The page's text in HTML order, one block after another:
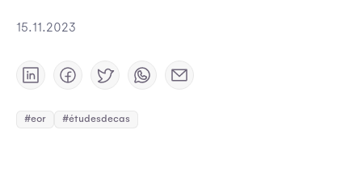
15.11.2023
#eor #étudesdecas